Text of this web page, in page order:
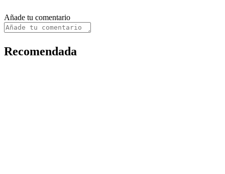
Añade tu comentario
Recomendada